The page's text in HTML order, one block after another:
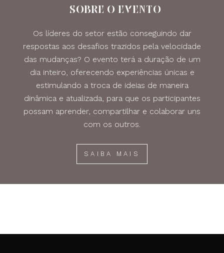
+ SOBRE O EVENTO
Os líderes do setor estão conseguindo dar
respostas aos desafios trazidos pela velocidade
das mudanças? O evento terá a duração de um
dia inteiro, oferecendo experiências únicas e
estimulando a troca de ideias de maneira
dinâmica e atualizada, para que os participantes
possam aprender, compartilhar e colaborar uns
com os outros.
SAIBA MAIS